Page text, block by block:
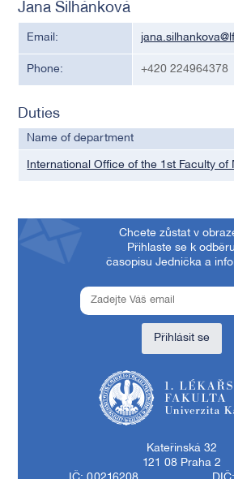
Jana Šilhánková
Email:
Phone: +420 224964378
Duties
Name of department
International Office of the 1st Faculty of
Chcete zůstat v
Přihlaste se k odběru
časopisu Jednička a
Přihlásit se
Kateřinská 32
121 08 Praha 2